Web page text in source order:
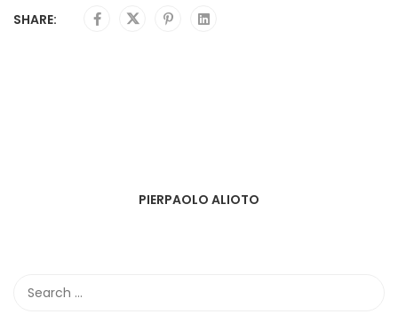
SHARE:
PIERPAOLO ALIOTO